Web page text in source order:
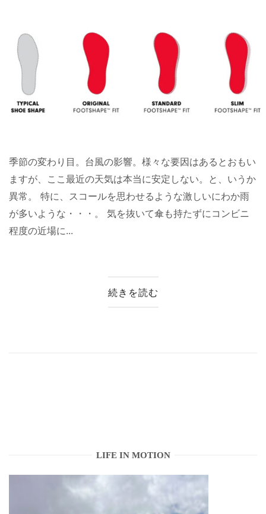
季節の変わり目。台風の影響。様々な要因はあるとおもい
ますが、ここ最近の天気は本当に安定しない。と、いうか
異常。 特に、スコールを思わせるような激しいにわか雨
が多いような・・・。 気を抜いて傘も持たずにコンビニ
程度の近場に...
続きを読む
LIFE IN MOTION